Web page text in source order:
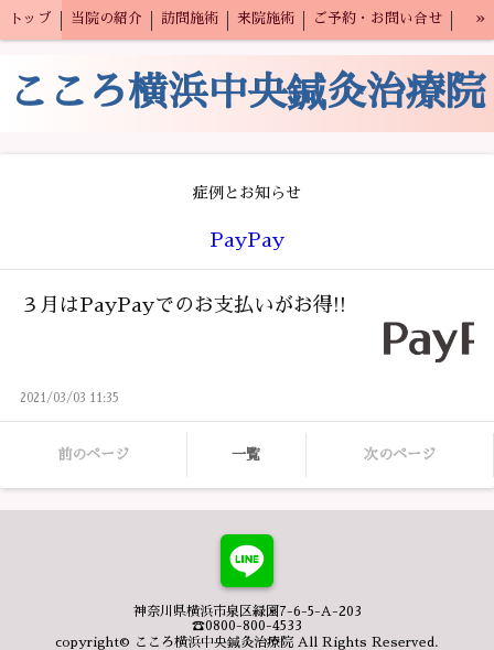
トップ 当院の紹介 訪問施術 来院施術 ご予約・お問い合せ »
こころ横浜中央鍼灸治療院
症例とお知らせ
PayPay
３月はPayPayでのお支払いがお得!!
2021/03/03 11:35
前のページ 一覧 次のページ
神奈川県横浜市泉区緑園7-6-5-A-203
☎0800-800-4533
copyright© こころ横浜中央鍼灸治療院 All Rights Reserved.